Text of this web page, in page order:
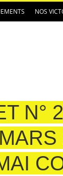
NOS
N°